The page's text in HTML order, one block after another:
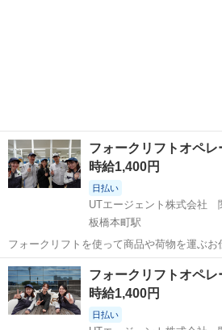
フォークリフトオペレ
時給1,400円
日払い
UTエージェント株式会社
板橋本町駅
フォークリフトを使って商品や荷物を運ぶお仕事です。
活かせる案件はもちろん、経験が浅い方や
仕事も多数ご用意しています。 ほかにもこんなお仕事をご紹介！ ・製
造 ・軽作業 ・ピッキング ...
東京 板橋区 板橋本町駅
フォークリフトオペレ
時給1,400円
日払い